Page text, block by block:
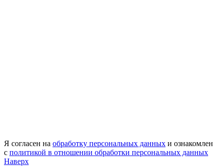
Я согласен на обработку персональных данных и ознакомлен
с политикой в отношении обработки персональных данных
Наверх